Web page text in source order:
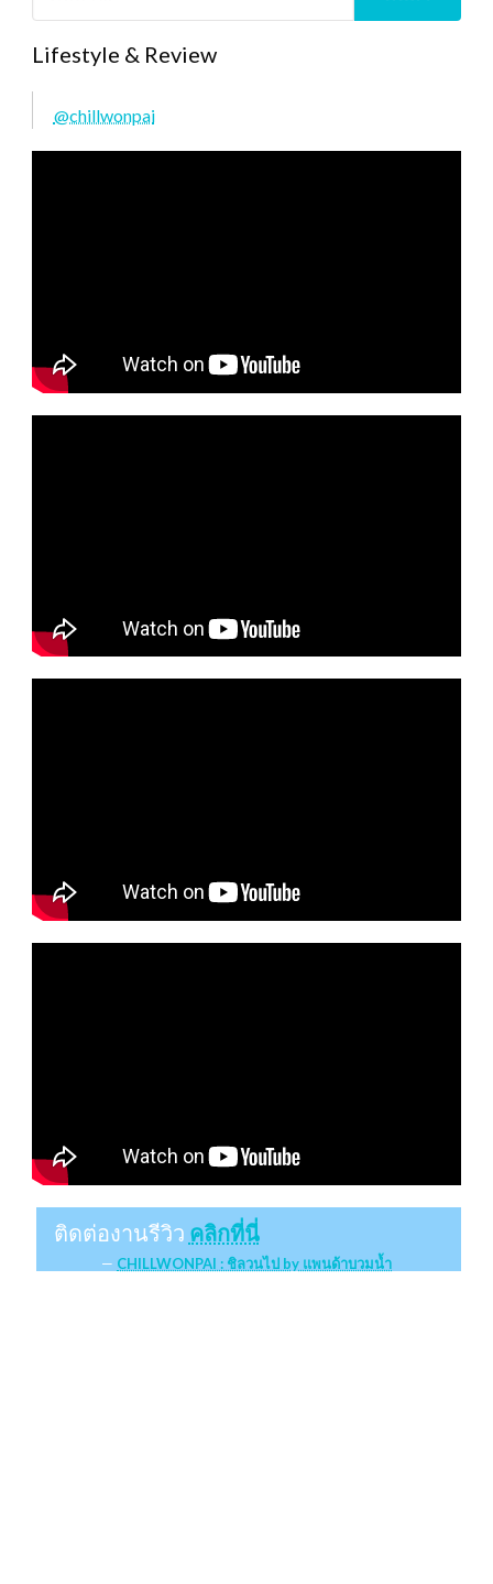
Lifestyle & Review
@chillwonpai
ติดต่องานรีวิว คลิกที่นี่
CHILLWONPAI : ชิลวนไป by แพนด้าบวมน้ำ